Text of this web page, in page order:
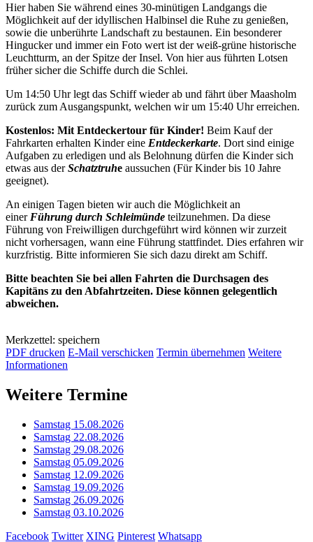
Hier haben Sie während eines 30-minütigen Landgangs die
Möglichkeit auf der idyllischen Halbinsel die Ruhe zu genießen,
sowie die unberührte Landschaft zu bestaunen. Ein besonderer
Hingucker und immer ein Foto wert ist der weiß-grüne historische
Leuchtturm, an der Spitze der Insel. Von hier aus führten Lotsen
früher sicher die Schiffe durch die Schlei.
Um 14:50 Uhr legt das Schiff wieder ab und fährt über Maasholm
zurück zum Ausgangspunkt, welchen wir um 15:40 Uhr erreichen.
Kostenlos: Mit Entdeckertour für Kinder! Beim Kauf der
Fahrkarten erhalten Kinder eine Entdeckerkarte. Dort sind einige
Aufgaben zu erledigen und als Belohnung dürfen die Kinder sich
etwas aus der Schatztruhe aussuchen (Für Kinder bis 10 Jahre
geeignet).
An einigen Tagen bieten wir auch die Möglichkeit an
einer Führung durch Schleimünde teilzunehmen. Da diese
Führung von Freiwilligen durchgeführt wird können wir zurzeit
nicht vorhersagen, wann eine Führung stattfindet. Dies erfahren wir
kurzfristig. Bitte informieren Sie sich dazu direkt am Schiff.
Bitte beachten Sie bei allen Fahrten die Durchsagen des
Kapitäns zu den Abfahrtzeiten. Diese können gelegentlich
abweichen.
Merkzettel: speichern
PDF drucken E-Mail verschicken Termin übernehmen Weitere
Informationen
Weitere Termine
Samstag 15.08.2026
Samstag 22.08.2026
Samstag 29.08.2026
Samstag 05.09.2026
Samstag 12.09.2026
Samstag 19.09.2026
Samstag 26.09.2026
Samstag 03.10.2026
Facebook Twitter XING Pinterest Whatsapp